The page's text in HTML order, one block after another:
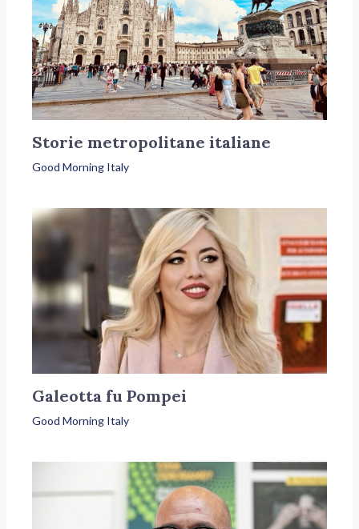
Storie metropolitane italiane
Good Morning Italy
Galeotta fu Pompei
Good Morning Italy